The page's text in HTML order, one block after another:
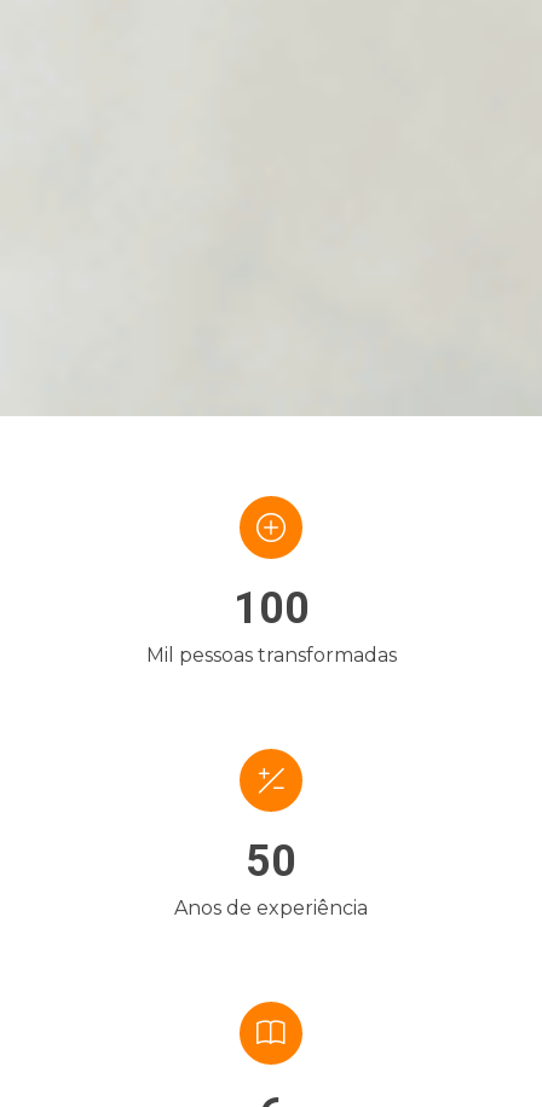
100
Mil pessoas transformadas
50
Anos de experiência